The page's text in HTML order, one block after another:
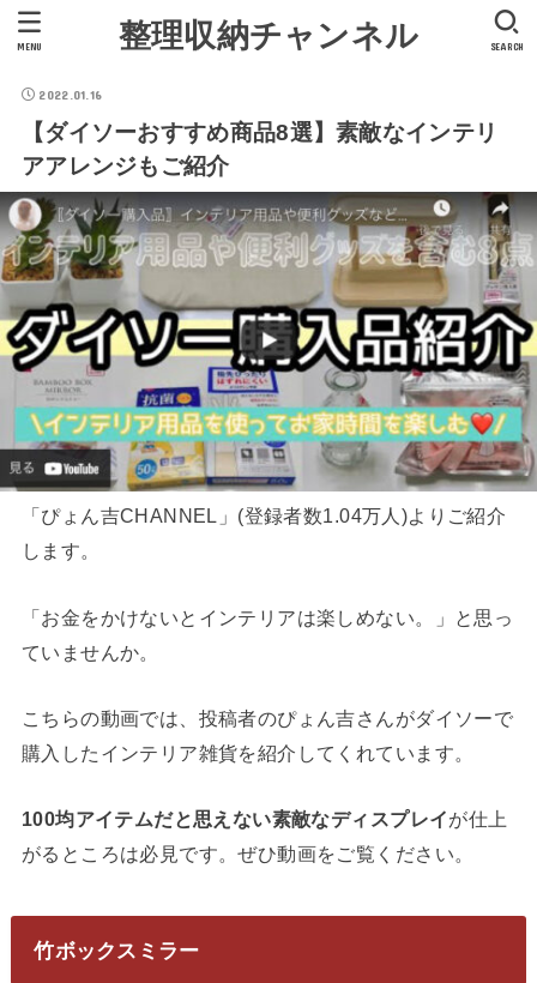
整理収納チャンネル SEARCH
MENU
2022.01.16
【ダイソーおすすめ商品8選】素敵なインテリ
アアレンジもご紹介
「ぴょん吉CHANNEL」(登録者数1.04万人)よりご紹介
します。
「お金をかけないとインテリアは楽しめない。」と思っ
ていませんか。
こちらの動画では、投稿者のぴょん吉さんがダイソーで
購入したインテリア雑貨を紹介してくれています。
100均アイテムだと思えない素敵なディスプレイが仕上
がるところは必見です。ぜひ動画をご覧ください。
竹ボックスミラー